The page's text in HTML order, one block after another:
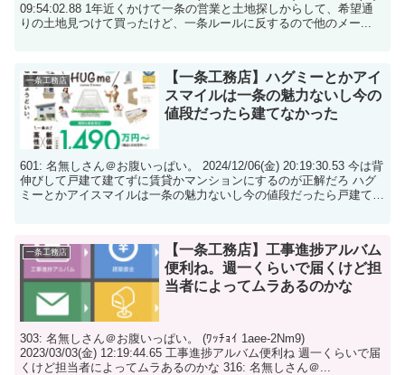
09:54:02.88 1年近くかけて一条の営業と土地探しからして、希望通
りの土地見つけて買ったけど、一条ルールに反するので他のメー...
一条工務店
【一条工務店】ハグミーとかアイ
スマイルは一条の魅力ないし今の
値段だったら建てなかった
601: 名無しさん＠お腹いっぱい。 2024/12/06(金) 20:19:30.53 今は背
伸びして戸建て建てずに賃貸かマンションにするのが正解だろ ハグ
ミーとかアイスマイルは一条の魅力ないし今の値段だったら戸建ては
一条工務店
【一条工務店】工事進捗アルバム
便利ね。週一くらいで届くけど担
当者によってムラあるのかな
303: 名無しさん＠お腹いっぱい。 (ﾜｯﾁｮｲ 1aee-2Nm9)
2023/03/03(金) 12:19:44.65 工事進捗アルバム便利ね 週一くらいで届
くけど担当者によってムラあるのかな 316: 名無しさん＠...